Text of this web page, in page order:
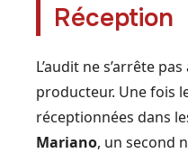
Réception
L’audit ne s’arrête
producteur. Une fois
réceptionnées dans
Mariano, un second